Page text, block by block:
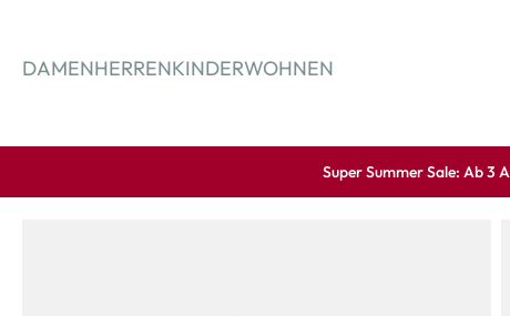
DAMENHERRENKINDERWOHNEN
Super Summer Sale: Ab 3